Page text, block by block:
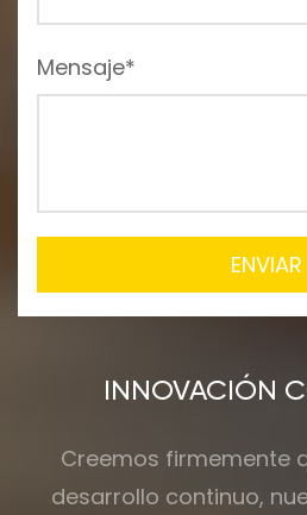
INNOVACIÓN
Creemos firmemente
desarrollo continuo,
Mensaje*
ENVIAR